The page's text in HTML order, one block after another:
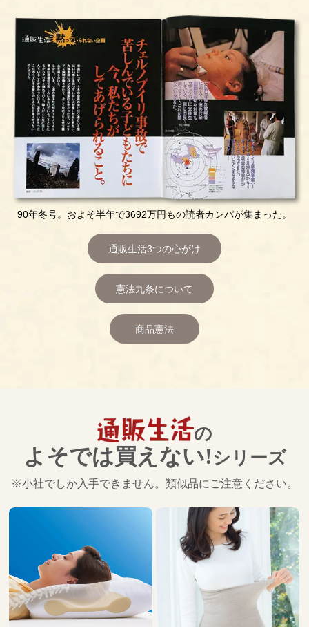
90年冬号。 およそ半年で3692万円もの読者カンパが集まった。
通販生活3つの心がけ
憲法九条について
商品憲法
の
よそでは買えない!シリーズ
※小社でしか入手できません。類似品にご注意ください。